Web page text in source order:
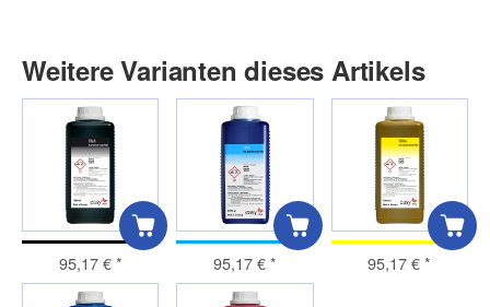
Weitere Varianten dieses Artikels
95,17 €* 95,17 €* 95,17 €*